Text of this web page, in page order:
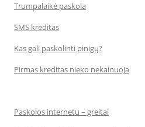
Trumpalaikė paskola
SMS kreditas
Kas gali paskolinti pinigų?
Pirmas kreditas nieko nekainuoja
Paskolos internetu – greitai